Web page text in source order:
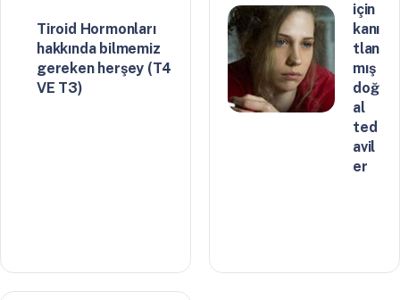
Tiroid Hormonları
hakkında bilmemiz
gereken herşey (T4
VE T3)
için
kanı
tlan
mış
doğ
al
ted
avil
er